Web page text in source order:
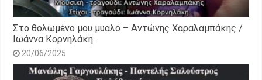
Στο θολωμένο μου μυαλό – Αντώνης Χαραλαμπάκης /
Ιωάννα Κορνηλάκη.
20/06/2025